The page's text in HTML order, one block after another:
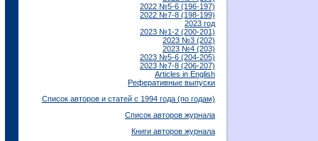
2022 №5-6 (196-197)
2022 №7-8 (198-199)
2023 год
2023 №1-2 (200-201)
2023 №3 (202)
2023 №4 (203)
2023 №5-6 (204-205)
2023 №7-8 (206-207)
Articles in English
Реферативные выпуски
Список авторов и статей с 1994 года (по годам)
Список авторов журнала
Книги авторов журнала